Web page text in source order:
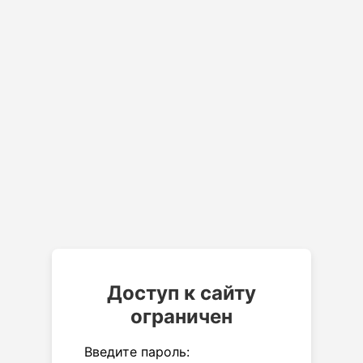
Доступ к сайту
ограничен
Введите пароль: